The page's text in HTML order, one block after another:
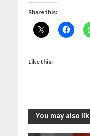
Share this:
Like this:
You may also